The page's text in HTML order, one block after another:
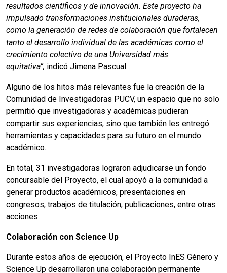
resultados científicos y de innovación. Este proyecto ha
impulsado transformaciones institucionales duraderas,
como la generación de redes de colaboración que fortalecen
tanto el desarrollo individual de las académicas como el
crecimiento colectivo de una Universidad más
equitativa”, indicó Jimena Pascual.
Alguno de los hitos más relevantes fue la creación de la
Comunidad de Investigadoras PUCV, un espacio que no solo
permitió que investigadoras y académicas pudieran
compartir sus experiencias, sino que también les entregó
herramientas y capacidades para su futuro en el mundo
académico.
En total, 31 investigadoras lograron adjudicarse un fondo
concursable del Proyecto, el cual apoyó a la comunidad a
generar productos académicos, presentaciones en
congresos, trabajos de titulación, publicaciones, entre otras
acciones.
Colaboración con Science Up
Durante estos años de ejecución, el Proyecto InES Género y
Science Up desarrollaron una colaboración permanente